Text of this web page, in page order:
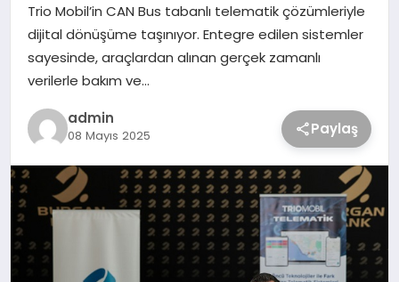
Trio Mobil’in CAN Bus tabanlı telematik çözümleriyle
dijital dönüşüme taşınıyor. Entegre edilen sistemler
sayesinde, araçlardan alınan gerçek zamanlı
verilerle bakım ve…
admin
08 Mayıs 2025 Paylaş